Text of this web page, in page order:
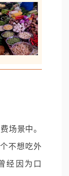
场景中。
不想吃外
经因为口